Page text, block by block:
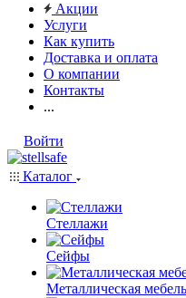
Акции
Услуги
Как купить
Доставка и оплата
О компании
Контакты
...
Войти
Каталог
Стеллажи
Сейфы
Металлическая мебель